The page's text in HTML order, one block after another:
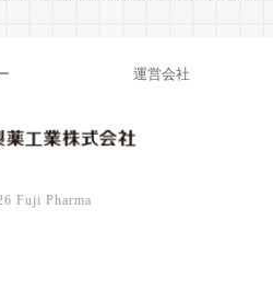
運営会社
Fuji Pharma